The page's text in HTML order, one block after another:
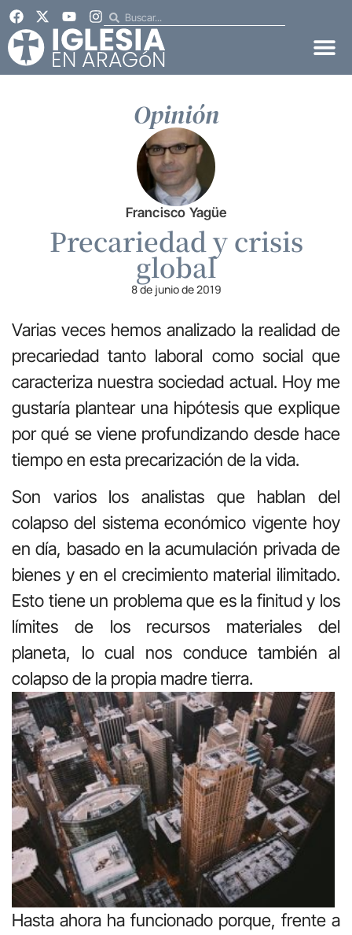
Opinión
Francisco Yagüe
Precariedad y crisis
global
8 de junio de 2019
Varias veces hemos analizado la realidad de
precariedad tanto laboral como social que
caracteriza nuestra sociedad actual. Hoy me
gustaría plantear una hipótesis que explique
por qué se viene profundizando desde hace
tiempo en esta precarización de la vida.
Son varios los analistas que hablan del
colapso del sistema económico vigente hoy
en día, basado en la acumulación privada de
bienes y en el crecimiento material ilimitado.
Esto tiene un problema que es la finitud y los
límites de los recursos materiales del
planeta, lo cual nos conduce también al
colapso de la propia madre tierra.
Hasta ahora ha funcionado porque, frente a